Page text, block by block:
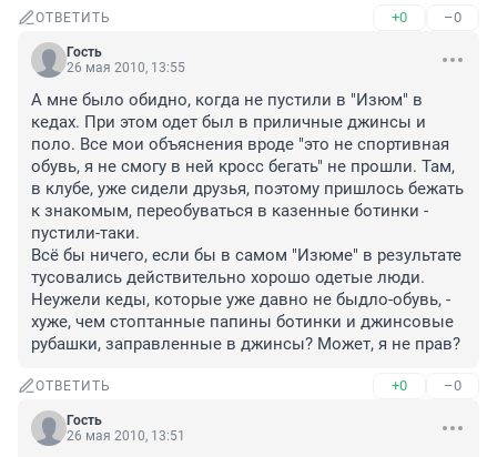
ОТВЕТИТЬ +0 –0
Гость
26 мая 2010, 13:55
А мне было обидно, когда не пустили в "Изюм" в
кедах. При этом одет был в приличные джинсы и
поло. Все мои объяснения вроде "это не спортивная
обувь, я не смогу в ней кросс бегать" не прошли. Там,
в клубе, уже сидели друзья, поэтому пришлось бежать
к знакомым, переобуваться в казенные ботинки -
пустили-таки.
Всё бы ничего, если бы в самом "Изюме" в результате
тусовались действительно хорошо одетые люди.
Неужели кеды, которые уже давно не быдло-обувь, -
хуже, чем стоптанные папины ботинки и джинсовые
рубашки, заправленные в джинсы? Может, я не прав?
ОТВЕТИТЬ +0 –0
Гость
26 мая 2010, 13:51